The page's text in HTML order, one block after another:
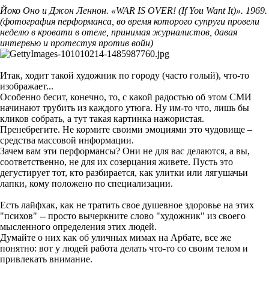
Йоко Оно и Джон Леннон. «WAR IS OVER! (If You Want It)». 1969.
(фотография перформанса, во время которого супруги провели
неделю в кровати в отеле, принимая журналистов, давая
интервью и протестуя против войн)
Итак, ходит такой художник по городу (часто голый), что-то
изображает...
Особенно бесит, конечно, то, с какой радостью об этом СМИ
начинают трубить из каждого утюга. Ну им-то что, лишь бы
кликов собрать, а тут такая картинка нажористая.
Пренебрегите. Не кормите своими эмоциями это чудовище –
средства массовой информации.
Зачем вам эти перформансы? Они не для вас делаются, а вы,
соответственно, не для их созерцания живете. Пусть это
дегустирует тот, кто разбирается, как улитки или лягушачьи
лапки, кому положено по специализации.
Есть лайфхак, как не тратить свое душевное здоровье на этих
"психов" -- просто вычеркните слово "художник" из своего
мысленного определения этих людей.
Думайте о них как об уличных мимах на Арбате, все же
понятно: вот у людей работа делать что-то со своим телом и
привлекать внимание.